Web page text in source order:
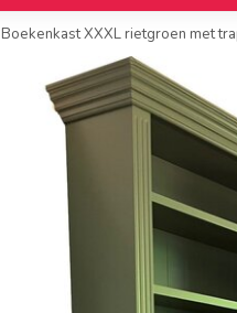
Boekenkast XXXL rietgroen met